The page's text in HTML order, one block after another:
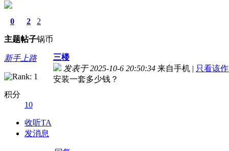
0
主题
2
帖子
2
锅币
新手上路
积分
10
收听TA
发消息
三楼
发表于 2025-10-6 20:50:34 来自手机 | 只看该
安装一套多少钱？